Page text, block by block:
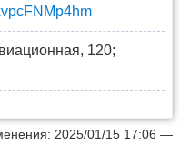
120;
2025/01/15 17:06 —